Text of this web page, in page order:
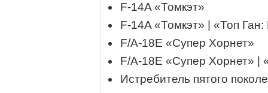
F-14A «Томкэт»
F-14A «Томкэт» | «Топ
F/A-18E «Супер Хорнет»
F/A-18E «Супер Хорнет» |
Истребитель пятого